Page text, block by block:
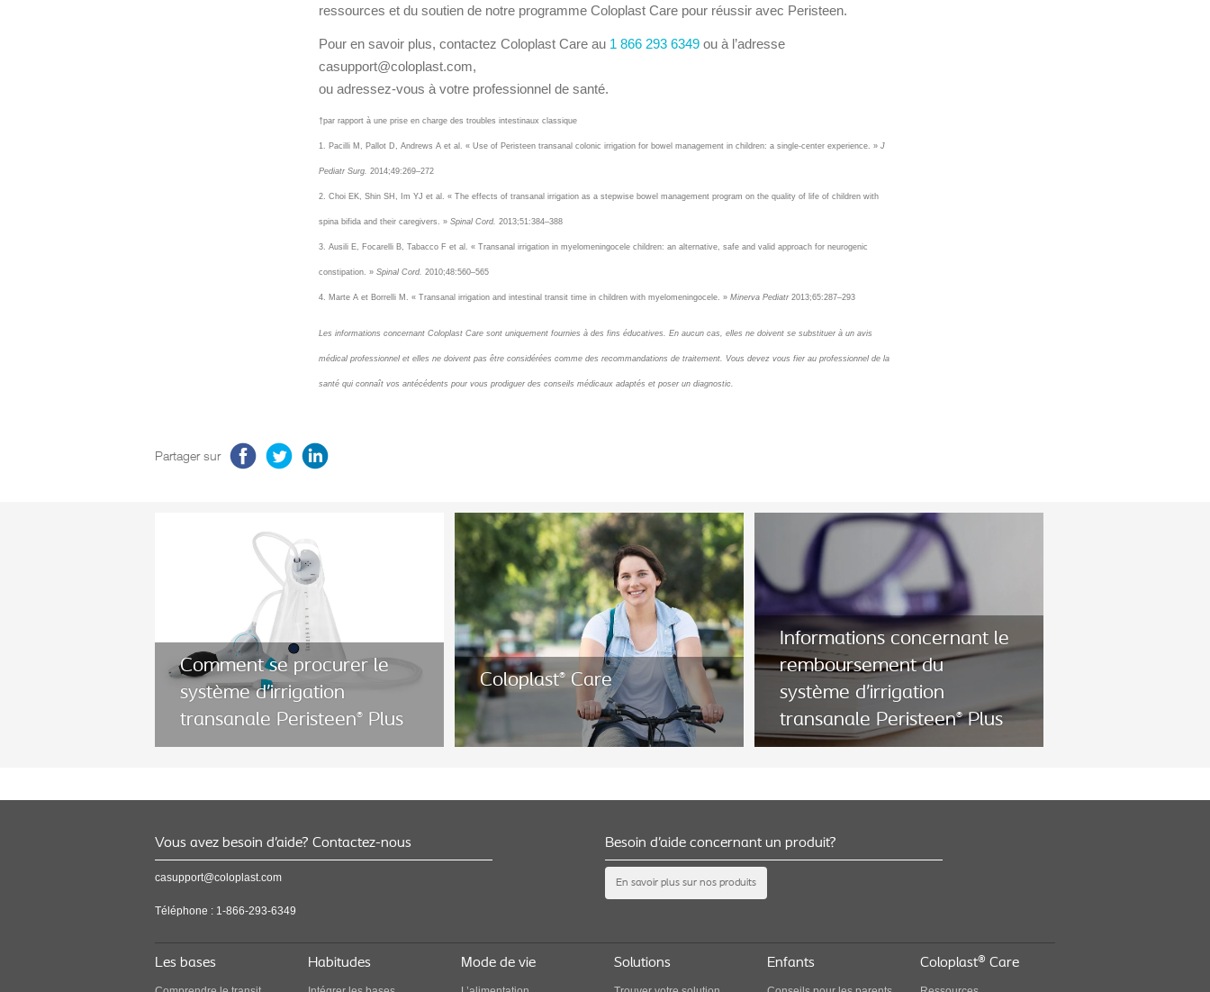
ressources et du soutien de notre programme Coloplast Care pour réussir avec Peristeen.
Pour en savoir plus, contactez Coloplast Care au 1 866 293 6349 ou à l’adresse
casupport@coloplast.com,
ou adressez-vous à votre professionnel de santé.
†par rapport à une prise en charge des troubles intestinaux classique
1. Pacilli M, Pallot D, Andrews A et al. « Use of Peristeen transanal colonic irrigation for bowel management in children: a single-center experience. » J
Pediatr Surg. 2014;49:269–272
2. Choi EK, Shin SH, Im YJ et al. « The effects of transanal irrigation as a stepwise bowel management program on the quality of life of children with
spina bifida and their caregivers. » Spinal Cord. 2013;51:384–388
3. Ausili E, Focarelli B, Tabacco F et al. « Transanal irrigation in myelomeningocele children: an alternative, safe and valid approach for neurogenic
constipation. » Spinal Cord. 2010;48:560–565
4. Marte A et Borrelli M. « Transanal irrigation and intestinal transit time in children with myelomeningocele. » Minerva Pediatr 2013;65:287–293
Les informations concernant Coloplast Care sont uniquement fournies à des fins éducatives. En aucun cas, elles ne doivent se substituer à un avis
médical professionnel et elles ne doivent pas être considérées comme des recommandations de traitement. Vous devez vous fier au professionnel de la
santé qui connaît vos antécédents pour vous prodiguer des conseils médicaux adaptés et poser un diagnostic.
Partager sur
Comment se procurer le
système d’irrigation
transanale Peristeen® Plus
Comment se procurer le
système d’irrigation
Peristeen Plus.
Coloplast® Care
Coloplast Care
Coloplast Care est un programme
Peristeen Plus.
Informations concernant le
remboursement du
système d’irrigation
transanale Peristeen®Plus
Informations concernant le
Vous avez besoin d’aide? Contactez-nous
casupport@coloplast.com
Téléphone : 1-866-293-6349
Besoin d’aide concernant un produit?
En savoir plus sur nos produits
Les bases Habitudes Mode de vie Solutions Enfants Coloplast® Care